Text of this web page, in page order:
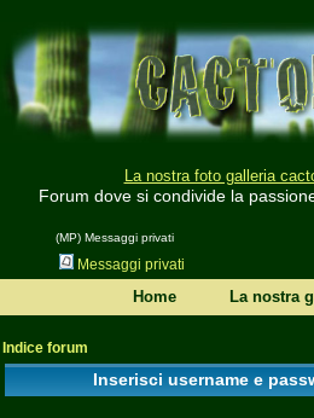
La nostra foto galleria
Forum dove si condivide la
(MP) Messaggi privati
Messaggi privati
Home La nostra
Indice forum
Inserisci username e